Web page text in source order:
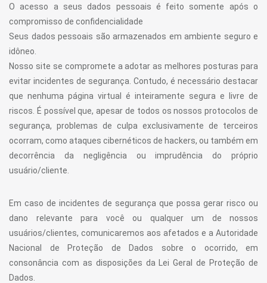
O acesso a seus dados pessoais é feito somente após o
compromisso de confidencialidade
Seus dados pessoais são armazenados em ambiente seguro e
idôneo.
Nosso site se compromete a adotar as melhores posturas para
evitar incidentes de segurança. Contudo, é necessário destacar
que nenhuma página virtual é inteiramente segura e livre de
riscos. É possível que, apesar de todos os nossos protocolos de
segurança, problemas de culpa exclusivamente de terceiros
ocorram, como ataques cibernéticos de hackers, ou também em
decorrência da negligência ou imprudência do próprio
usuário/cliente.
Em caso de incidentes de segurança que possa gerar risco ou
dano relevante para você ou qualquer um de nossos
usuários/clientes, comunicaremos aos afetados e a Autoridade
Nacional de Proteção de Dados sobre o ocorrido, em
consonância com as disposições da Lei Geral de Proteção de
Dados.